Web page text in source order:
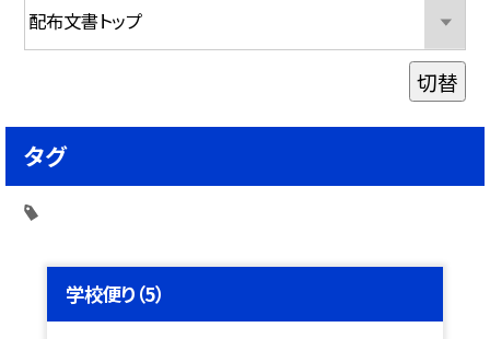
学校便り（5）
切替
タグ